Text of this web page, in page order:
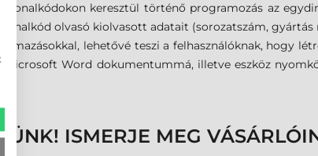
keresztül történő programozás az
olvasó kiolvasott adatait (sorozatszám,
lehetővé teszi a felhasználóknak, hogy
Word dokumentummá, illetve eszköz
ISMERJE MEG